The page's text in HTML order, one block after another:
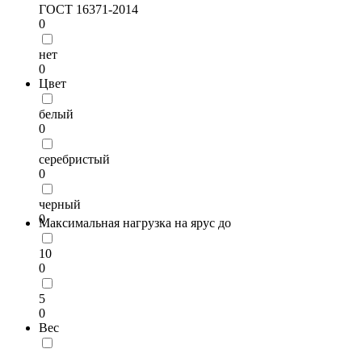
ГОСТ 16371-2014
0
нет
0
Цвет
белый
0
серебристый
0
черный
0
Максимальная нагрузка на ярус до
10
0
5
0
Вес